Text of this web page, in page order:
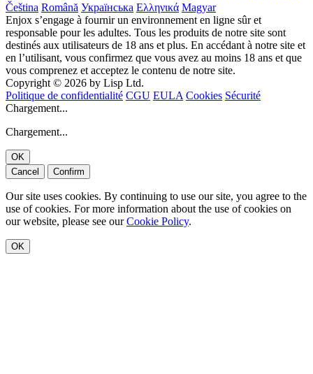
Čeština Română Українська Ελληνικά Magyar
Enjox s’engage à fournir un environnement en ligne sûr et
responsable pour les adultes. Tous les produits de notre site sont
destinés aux utilisateurs de 18 ans et plus. En accédant à notre site et
en l’utilisant, vous confirmez que vous avez au moins 18 ans et que
vous comprenez et acceptez le contenu de notre site.
Copyright © 2026 by Lisp Ltd.
Politique de confidentialité CGU EULA Cookies Sécurité
Chargement...
Chargement...
OK
Cancel
Confirm
Our site uses cookies. By continuing to use our site, you agree to the
use of cookies. For more information about the use of cookies on
our website, please see ourCookie Policy.
OK